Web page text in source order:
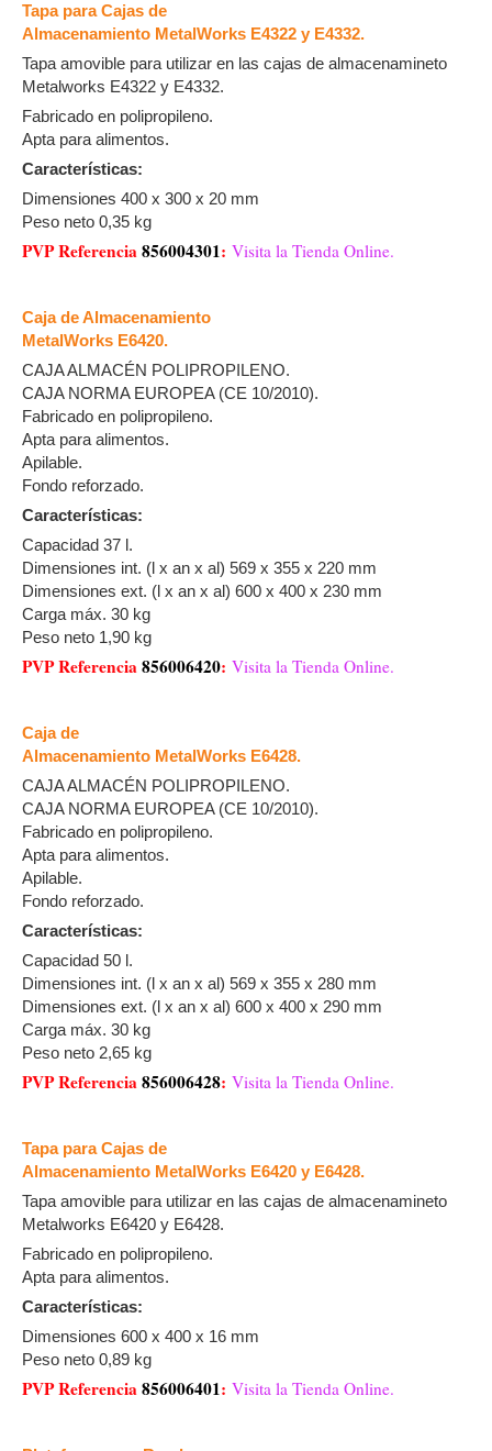
Tapa para Cajas de
Almacenamiento MetalWorks E4322 y E4332.
Tapa amovible para utilizar en las cajas de almacenamineto
Metalworks E4322 y E4332.
Fabricado en polipropileno.
Apta para alimentos.
Características:
Dimensiones 400 x 300 x 20 mm
Peso neto 0,35 kg
PVP Referencia856004301: Visita la Tienda Online.
Caja de Almacenamiento
MetalWorks E6420.
CAJA ALMACÉN POLIPROPILENO.
CAJA NORMA EUROPEA (CE 10/2010).
Fabricado en polipropileno.
Apta para alimentos.
Apilable.
Fondo reforzado.
Características:
Capacidad 37 l.
Dimensiones int. (l x an x al) 569 x 355 x 220 mm
Dimensiones ext. (l x an x al) 600 x 400 x 230 mm
Carga máx. 30 kg
Peso neto 1,90 kg
PVP Referencia856006420: Visita la Tienda Online.
Caja de
Almacenamiento MetalWorks E6428.
CAJA ALMACÉN POLIPROPILENO.
CAJA NORMA EUROPEA (CE 10/2010).
Fabricado en polipropileno.
Apta para alimentos.
Apilable.
Fondo reforzado.
Características:
Capacidad 50 l.
Dimensiones int. (l x an x al) 569 x 355 x 280 mm
Dimensiones ext. (l x an x al) 600 x 400 x 290 mm
Carga máx. 30 kg
Peso neto 2,65 kg
PVP Referencia856006428: Visita la Tienda Online.
Tapa para Cajas de
Almacenamiento MetalWorks E6420 y E6428.
Tapa amovible para utilizar en las cajas de almacenamineto
Metalworks E6420 y E6428.
Fabricado en polipropileno.
Apta para alimentos.
Características:
Dimensiones 600 x 400 x 16 mm
Peso neto 0,89 kg
PVP Referencia856006401: Visita la Tienda Online.